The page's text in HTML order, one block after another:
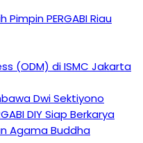
Pimpin PERGABI Riau
(ODM) di ISMC Jakarta
Dwi Sektiyono
DIY Siap Berkarya
Agama Buddha